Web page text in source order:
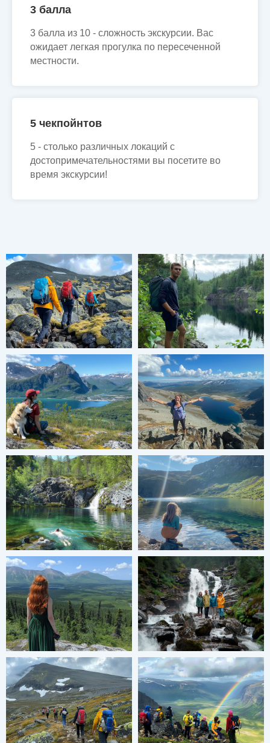
3 балла
3 балла из 10 - сложность экскурсии. Вас
ожидает легкая прогулка по пересеченной
местности.
5 чекпойнтов
5 - столько различных локаций с
достопримечательностями вы посетите во
время экскурсии!